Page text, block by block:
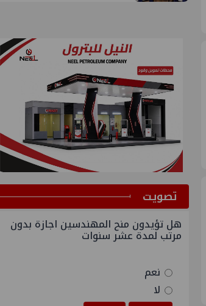
ﺗﺼﻮﻳﺖ
هل تؤيدون منح المهندسين اجازة بدون
مرتب لمدة عشر سنوات
نعم
لا